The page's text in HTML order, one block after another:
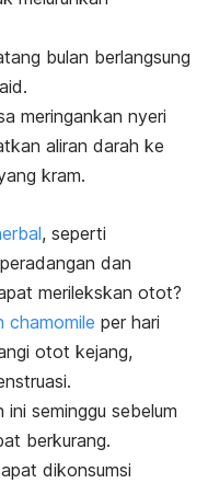
bulan berlangsung
meringankan nyeri
aliran darah ke
kram.
, seperti
dan
merilekskan otot?
chamomile per hari
otot kejang,
ini seminggu sebelum
berkurang.
dikonsumsi